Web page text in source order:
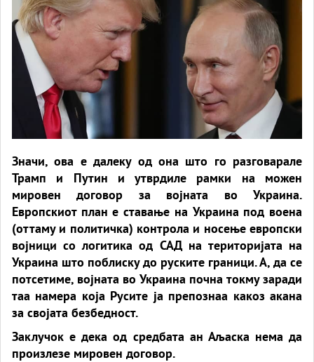
Значи, ова е далеку од она што го разговарале
Трамп и Путин и утврдиле рамки на можен
мировен договор за војната во Украина.
Европскиот план е ставање на Украина под воена
(оттаму и политичка) контрола и носење европски
војници со логитика од САД на територијата на
Украина што поблиску до руските граници. А, да се
потсетиме, војната во Украина почна токму заради
таа намера која Русите ја препознаа какоз акана
за својата безбедност.
Заклучок е дека од средбата ан Аљаска нема да
произлезе мировен договор.